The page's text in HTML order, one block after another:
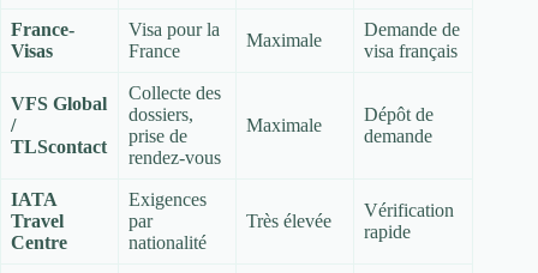
France-
Visas
Visa pour la
France
Maximale
Demande de
visa français
VFS Global
/
TLScontact
Collecte des
dossiers,
prise de
rendez-vous
Maximale
Dépôt de
demande
IATA
Travel
Centre
Exigences
par
nationalité
Très élevée
Vérification
rapide